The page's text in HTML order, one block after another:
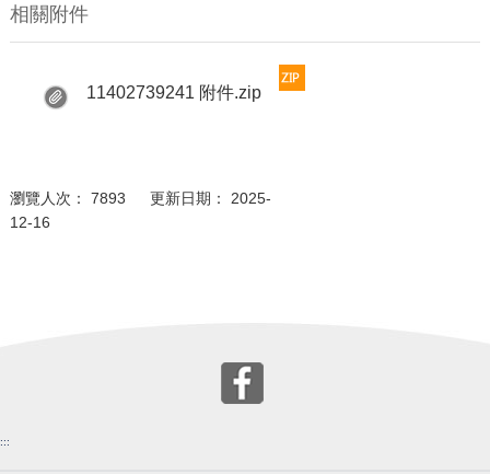
相關附件
11402739241 附件.zip
瀏覽人次： 7893 更新日期： 2025-
12-16
:::